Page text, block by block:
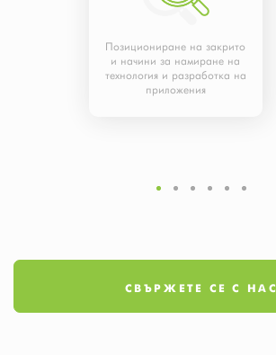
Позициониране на закрито
и начини за намиране на
технология и разработка на
приложения
СВЪРЖЕТЕ СЕ С НАС